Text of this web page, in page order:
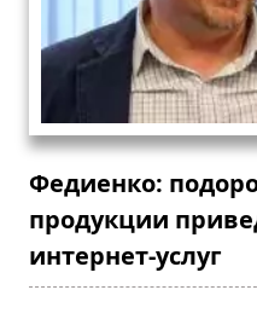
Федиенко:
продукции
интернет-услуг